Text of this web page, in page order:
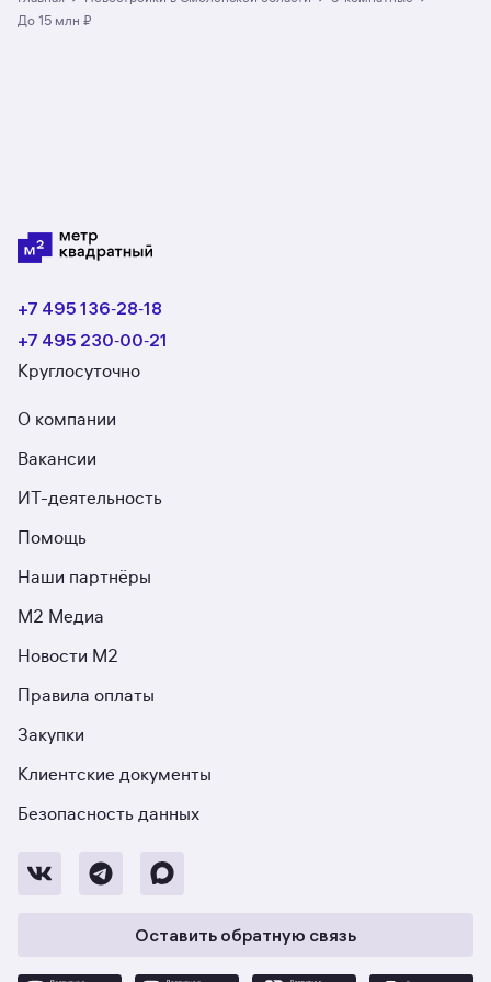
3 ЖК. Гарантия сделки: вернём полную
до 15 млн ₽
+7 495 136‑28‑18
+7 495 230‑00‑21
Круглосуточно
О компании
Вакансии
ИТ-деятельность
Помощь
Наши партнёры
М2 Медиа
Новости М2
Правила оплаты
Закупки
Клиентские документы
Безопасность данных
Оставить обратную связь